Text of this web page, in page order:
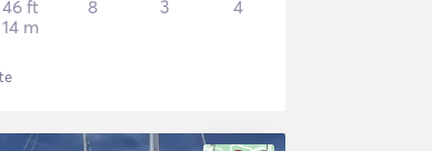
46 ft
14 m
8 3 4